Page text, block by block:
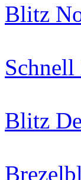
Blitz
Schnell
Blitz